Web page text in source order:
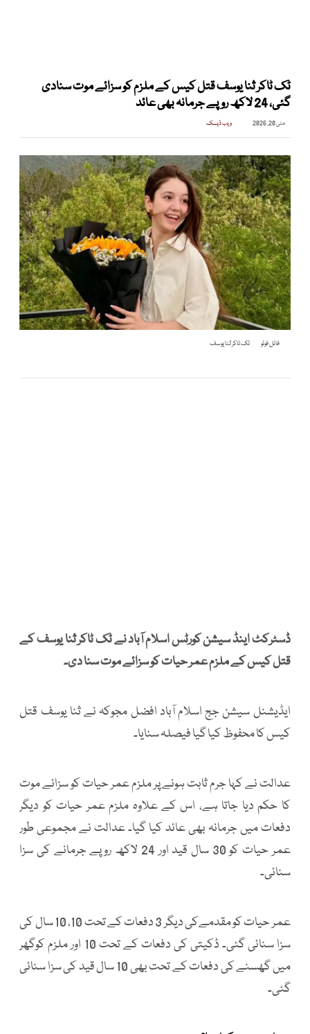
ٹک ٹاکر ثنا یوسف قتل کیس کے ملزم کو سزائے موت سنادی
گئی، 24 لاکھ روپے جرمانہ بھی عائد
مئی 20, 2026 ویب ڈیسک
فائل فوٹو ٹک ٹاکر ثنا یوسف
ڈسٹرکٹ اینڈ سیشن کورٹس اسلام آباد نے ٹک ٹاکر ثنا یوسف کے
قتل کیس کے ملزم عمر حیات کو سزائے موت سنا دی۔
ایڈیشنل سیشن جج اسلام آباد افضل مجوکہ نے ثنا یوسف قتل
کیس کا محفوظ کیا گیا فیصلہ سنایا۔
عدالت نے کہا جرم ثابت ہونے پر ملزم عمر حیات کو سزائے موت
کا حکم دیا جاتا ہے، اس کے علاوہ ملزم عمر حیات کو دیگر
دفعات میں جرمانہ بھی عائد کیا گیا۔ عدالت نے مجموعی طور
عمر حیات کو 30 سال قید اور 24 لاکھ روپے جرمانے کی سزا
سنائی۔
عمر حیات کو مقدمےکی دیگر 3 دفعات کے تحت 10، 10 سال کی
سزا سنائی گئی۔ ڈکیتی کی دفعات کے تحت 10 اور ملزم کوگھر
میں گھسنے کی دفعات کے تحت بھی 10 سال قید کی سزا سنائی
گئی۔